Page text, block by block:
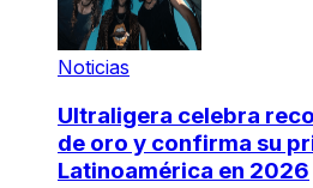
Noticias
Ultraligera celebra
de oro y confirma su
Latinoamérica en 2026